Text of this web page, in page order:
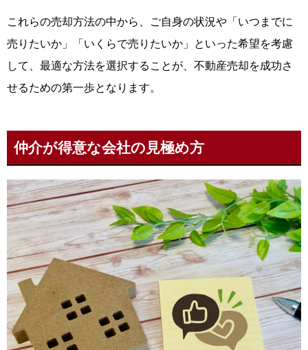
これらの売却方法の中から、ご自身の状況や「いつまでに
売りたいか」「いくらで売りたいか」といった希望を考慮
して、最適な方法を選択することが、不動産売却を成功さ
せるための第一歩となります。
仲介が得意な会社の見極め方